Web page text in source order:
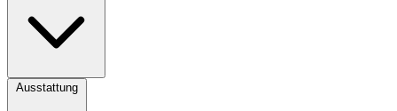
Ausstattung